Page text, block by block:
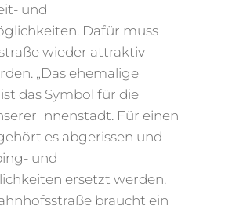
und
Dafür muss
wieder attraktiv
„Das ehemalige
das Symbol für die
Innenstadt. Für einen
es abgerissen und
und
ersetzt werden.
braucht ein